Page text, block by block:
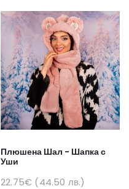
Плюшена Шал - Шапка с
Уши
22.75€ (44.50 лв.)